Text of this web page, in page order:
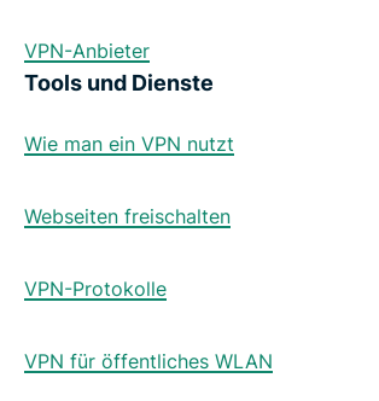
VPN-Anbieter
Tools und Dienste
Wie man ein VPN nutzt
Webseiten freischalten
VPN-Protokolle
VPN für öffentliches WLAN